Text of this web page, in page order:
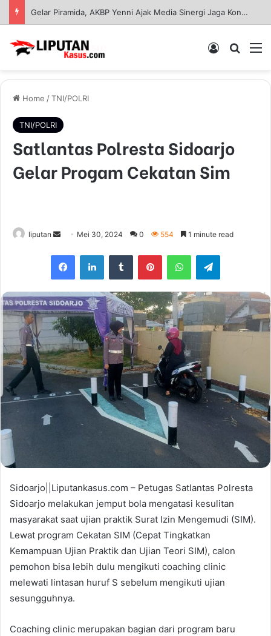
Kapolres Gresik Tegaskan Komitmen Polri Dukung Pendidikan Berkualitas
Log In
Home /TNI/POLRI
TNI/POLRI
Satlantas Polresta Sidoarjo
Gelar Progam Cekatan Sim
liputan
n
d
a
n
e
m
a
i
Mei 30, 2024 0 554 1 minute read
Sidoarjo||Liputankasus.com – Petugas Satlantas Polresta
Sidoarjo melakukan jemput bola mengatasi kesulitan
masyarakat saat ujian praktik Surat Izin Mengemudi (SIM).
Lewat program Cekatan SIM (Cepat Tingkatkan
Kemampuan Ujian Praktik dan Ujian Teori SIM), calon
pemohon bisa lebih dulu mengikuti coaching clinic
melewati lintasan huruf S sebelum mengikuti ujian
sesungguhnya.
Coaching clinic merupakan bagian dari program baru